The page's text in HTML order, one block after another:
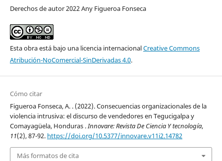
Derechos de autor 2022 Any Figueroa Fonseca
Esta obra está bajo una licencia internacionalCreative Commons
Atribución-NoComercial-SinDerivadas 4.0.
Cómo citar
Figueroa Fonseca, A. . (2022). Consecuencias organizacionales de la
violencia intrusiva: el discurso de vendedores en Tegucigalpa y
Comayagüela, Honduras .Innovare: Revista De Ciencia Y tecnología,
11(2), 87-92. https://doi.org/10.5377/innovare.v11i2.14782
Más formatos de cita